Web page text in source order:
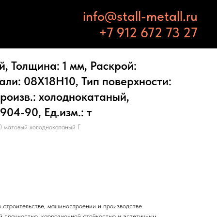
info@stall-metall.ru
+7 912 672 73 27
Толщина: 1 мм, Раскрой:
08Х18Н10, Тип поверхности:
холоднокатаный,
90, Ед.изм.: т
холоднокатаный Г
машиностроении и производстве